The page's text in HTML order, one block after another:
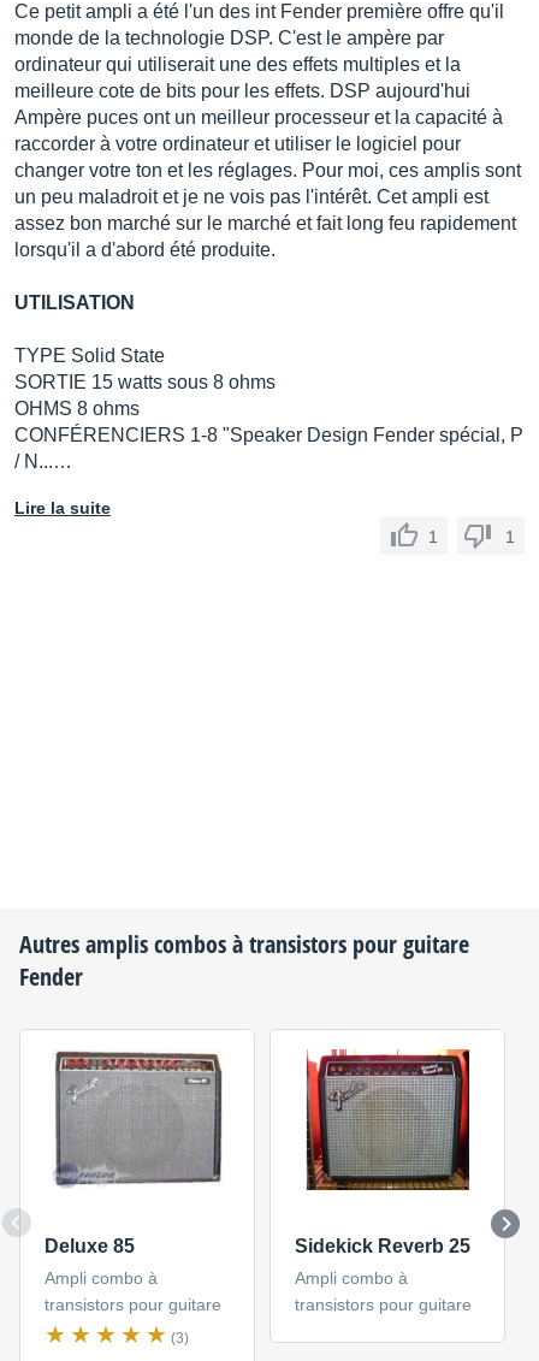
Ce petit ampli a été l'un des int Fender première offre qu'il
monde de la technologie DSP. C'est le ampère par
ordinateur qui utiliserait une des effets multiples et la
meilleure cote de bits pour les effets. DSP aujourd'hui
Ampère puces ont un meilleur processeur et la capacité à
raccorder à votre ordinateur et utiliser le logiciel pour
changer votre ton et les réglages. Pour moi, ces amplis sont
un peu maladroit et je ne vois pas l'intérêt. Cet ampli est
assez bon marché sur le marché et fait long feu rapidement
lorsqu'il a d'abord été produite.
UTILISATION
TYPE Solid State
SORTIE 15 watts sous 8 ohms
OHMS 8 ohms
CONFÉRENCIERS 1-8 "Speaker Design Fender spécial, P
/ N...…
Lire la suite
1
1
Autres amplis combos à transistors pour guitare
Fender
Deluxe 85
Ampli combo à
transistors pour guitare
(3)
Sidekick Reverb 25
Ampli combo à
transistors pour guitare